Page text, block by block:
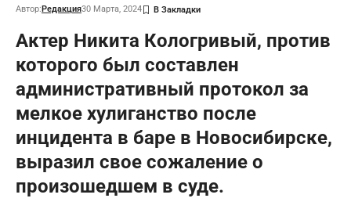
Автор:Редакция30 Марта, 2024
Актер Никита Кологривый, против
которого был составлен
административный протокол за
мелкое хулиганство после
инцидента в баре в Новосибирске,
выразил свое сожаление о
произошедшем в суде.